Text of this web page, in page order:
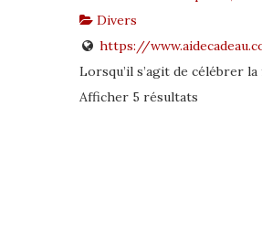
Divers
https://
Lorsqu’il s’agit de célébrer
Afficher 5 résultats